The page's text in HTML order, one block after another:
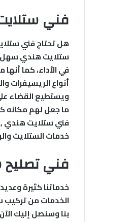
فني
هل تحتاج فني
ستلايت هندي سهل
أنواع الريسيفرات
ويستطيع القضاء
ما جعل لهم مكانه
فني ستلايت هندي
خدمات الستلايت
فني تصليح
خدماتنا كثيرة
الخدمات من
بنا وسنصل إليك